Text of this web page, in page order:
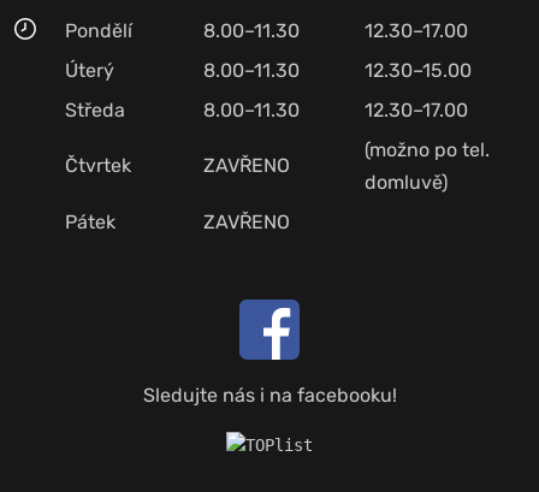
Pondělí 8.00–11.30
12.30–17.00
Úterý
8.00–11.30
12.30–15.00
Středa
8.00–11.30 12.30–17.00
Čtvrtek ZAVŘENO
(možno po tel.
domluvě)
Pátek
ZAVŘENO
Sledujte nás i na facebooku!